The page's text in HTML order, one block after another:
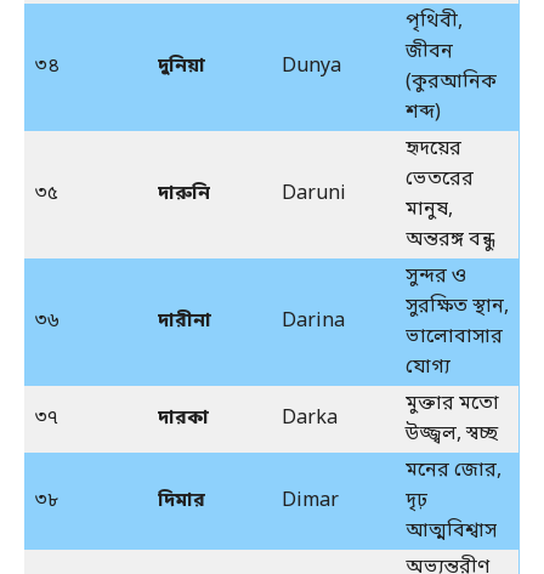
৩৪ দুনিয়া Dunya
পৃথিবী,
জীবন
(কুরআনিক
শব্দ)
৩৫ দারুনি Daruni
হৃদয়ের
ভেতরের
মানুষ,
অন্তরঙ্গ বন্ধু
৩৬ দারীনা Darina
সুন্দর ও
সুরক্ষিত স্থান,
ভালোবাসার
যোগ্য
৩৭
দারকা Darka
মুক্তার মতো
উজ্জ্বল, স্বচ্ছ
৩৮ দিমার Dimar
মনের জোর,
দৃঢ়
আত্মবিশ্বাস
অভ্যন্তরীণ